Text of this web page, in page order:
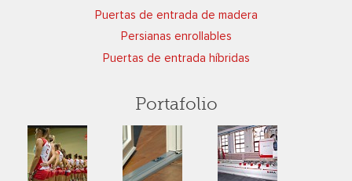
Puertas de entrada de madera
Persianas enrollables
Puertas de entrada híbridas
Portafolio